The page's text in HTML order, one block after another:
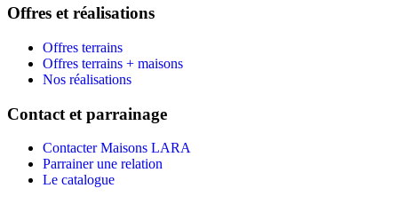
Offres et réalisations
Offres terrains
Offres terrains + maisons
Nos réalisations
Contact et parrainage
Contacter Maisons LARA
Parrainer une relation
Le catalogue